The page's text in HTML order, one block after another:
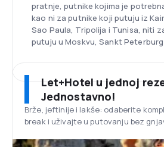
pratnje, putnike kojima je
kao ni za putnike koji putuju iz
Sao Paula, Tripolija i Tunisa, niti
putuju u Moskvu, Sankt
svijetu – prosječna starost njenih
godina. Među 98 aviona ove
između ostalih, modeli Boeing 777
Aerodrom Leonardo da
Na ovom aerodromu, udaljenom
Let+Hotel u jednoj
Jednostavno!
Brže, jeftinije i lakše: odaberite
break i uživajte u putovanju bez